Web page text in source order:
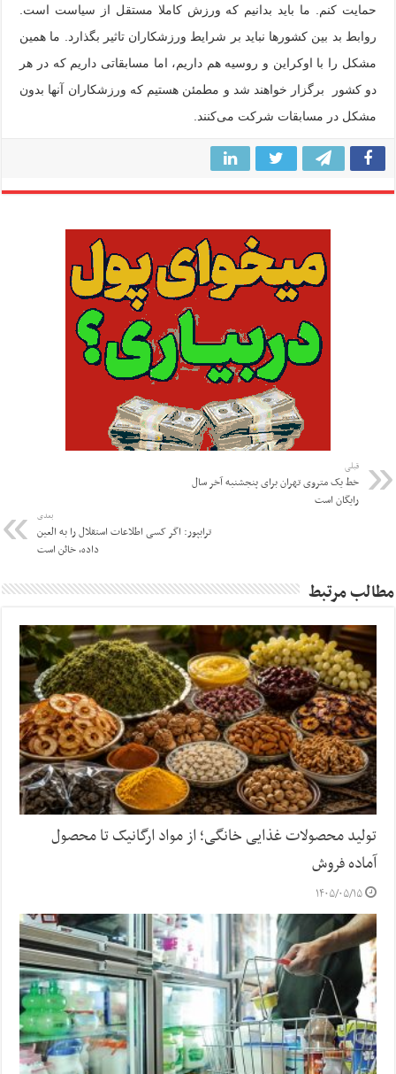
حمایت کنم. ما باید بدانیم که ورزش کاملا مستقل از سیاست است.
روابط بد بین کشورها نباید بر شرایط ورزشکاران تاثیر بگذارد. ما همین
مشکل را با اوکراین و روسیه هم داریم، اما مسابقاتی داریم که در هر
دو کشور برگزار خواهند شد و مطمئن هستیم که ورزشکاران آنها بدون
مشکل در مسابقات شرکت می‌کنند.
قبلی
خط یک متروی تهران برای پنجشنبه آخر سال
رایگان است
بعدی
ترابپور: اگر کسی اطلاعات استقلال را به العین
داده، خائن است
مطالب مرتبط
تولید محصولات غذایی خانگی؛ از مواد ارگانیک تا محصول
آماده فروش
۱۴۰۵/۰۵/۱۵